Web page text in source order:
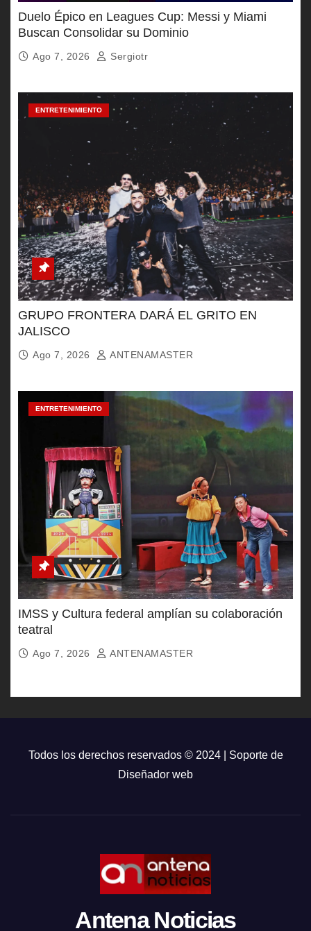
Duelo Épico en Leagues Cup: Messi y Miami
Buscan Consolidar su Dominio
Ago 7, 2026 Sergiotr
ENTRETENIMIENTO
GRUPO FRONTERA DARÁ EL GRITO EN
JALISCO
Ago 7, 2026 ANTENAMASTER
ENTRETENIMIENTO
IMSS y Cultura federal amplían su colaboración
teatral
Ago 7, 2026 ANTENAMASTER
Todos los derechos reservados © 2024 | Soporte de
Diseñador web
Antena Noticias